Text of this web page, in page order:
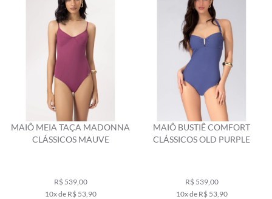
MAIÔ MEIA TAÇA MADONNA
CLÁSSICOS MAUVE
R$ 539,00
10x de R$ 53,90
MAIÔ BUSTIÊ COMFORT
CLÁSSICOS OLD PURPLE
R$ 539,00
10x de R$ 53,90